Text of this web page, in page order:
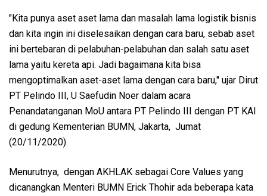
"Kita punya aset aset lama dan masalah lama logistik bisnis
dan kita ingin ini diselesaikan dengan cara baru, sebab aset
ini bertebaran di pelabuhan-pelabuhan dan salah satu aset
lama yaitu kereta api. Jadi bagaimana kita bisa
mengoptimalkan aset-aset lama dengan cara baru," ujar Dirut
PT Pelindo III, U Saefudin Noer dalam acara
Penandatanganan MoU antara PT Pelindo III dengan PT KAI
di gedung Kementerian BUMN, Jakarta, Jumat
(20/11/2020)
Menurutnya, dengan AKHLAK sebagai Core Values yang
dicanangkan Menteri BUMN Erick Thohir ada beberapa kata